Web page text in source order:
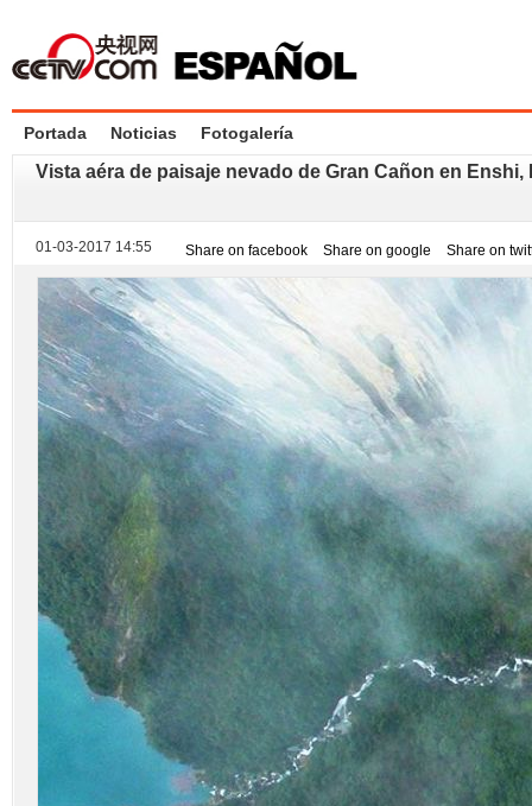
Portada Noticias Fotogalería
Vista aéra de paisaje nevado de Gran Cañon en Enshi,
01-03-2017 14:55 Share on facebook Share on google Share on